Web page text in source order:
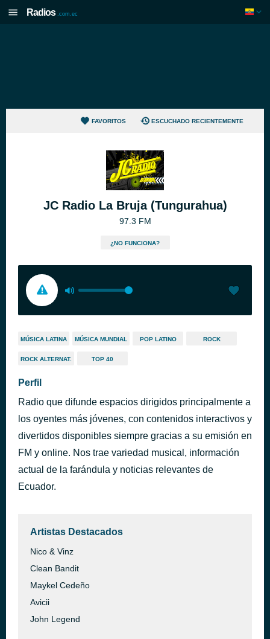
Radios .com.ec
FAVORITOS ESCUCHADO RECIENTEMENTE
JC Radio La Bruja (Tungurahua)
97.3 FM
¿NO FUNCIONA?
MÚSICA LATINA MÚSICA MUNDIAL POP LATINO ROCK
ROCK ALTERNAT. TOP 40
Perfil
Radio que difunde espacios dirigidos principalmente a
los oyentes más jóvenes, con contenidos interactivos y
divertidos disponibles siempre gracias a su emisión en
FM y online. Nos trae variedad musical, información
actual de la farándula y noticias relevantes de
Ecuador.
Artistas Destacados
Nico & Vinz
Clean Bandit
Maykel Cedeño
Avicii
John Legend